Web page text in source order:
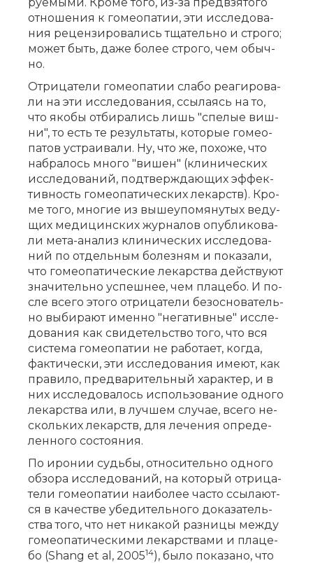
от­но­ше­ния к го­мео­па­тии, эти ис­сле­до­ва­
ния ре­цен­зи­ро­ва­лись тща­тель­но и стро­го;
мо­жет быть, да­же бо­лее стро­го, чем обыч­
но.
От­ри­ца­те­ли го­мео­па­тии сла­бо ре­а­ги­ро­ва­
ли на эти ис­сле­до­ва­ния, ссы­ла­ясь на то,
что яко­бы от­би­ра­лись лишь "спе­лые виш­
ни", то есть те ре­зуль­та­ты, ко­то­рые го­мео­
па­тов устра­и­ва­ли. Ну, что же, по­хо­же, что
на­бра­лось мно­го "ви­шен" (кли­ни­че­ских
ис­сле­до­ва­ний, под­твер­жда­ю­щих эф­фек­
тив­ность го­мео­па­ти­че­ских ле­карств). Кро­
ме то­го, мно­гие из вы­ше­упо­мя­ну­тых ве­ду­
щих ме­ди­цин­ских жур­на­лов опуб­ли­ко­ва­
ли ме­та-ана­лиз кли­ни­че­ских ис­сле­до­ва­
ний по от­дель­ным бо­лез­ням и по­ка­за­ли,
что го­мео­па­ти­че­ские ле­кар­ства дей­ству­ют
зна­чи­тель­но успеш­нее, чем пла­це­бо. И по­
сле все­го это­го от­ри­ца­те­ли без­осно­ва­тель­
но вы­би­ра­ют имен­но "не­га­тив­ные" ис­сле­
до­ва­ния как сви­де­тель­ство то­го, что вся
си­сте­ма го­мео­па­тии не ра­бо­та­ет, ко­гда,
фак­ти­че­ски, эти ис­сле­до­ва­ния име­ют, как
пра­ви­ло, пред­ва­ри­тель­ный ха­рак­тер, и в
них ис­сле­до­ва­лось ис­поль­зо­ва­ние од­но­го
ле­кар­ства или, в луч­шем слу­чае, все­го не­
сколь­ких ле­карств, для ле­че­ния опре­де­
лен­но­го со­сто­я­ния.
По иро­нии судь­бы, от­но­си­тель­но од­но­го
об­зо­ра ис­сле­до­ва­ний, на ко­то­рый от­ри­ца­
те­ли го­мео­па­тии наи­бо­лее ча­сто ссы­ла­ют­
ся в ка­че­стве убе­ди­тель­но­го до­ка­за­тель­
ства то­го, что нет ни­ка­кой раз­ни­цы меж­ду
го­мео­па­ти­че­ски­ми ле­кар­ства­ми и пла­це­
бо (Shang et al, 200514), бы­ло по­ка­за­но, что